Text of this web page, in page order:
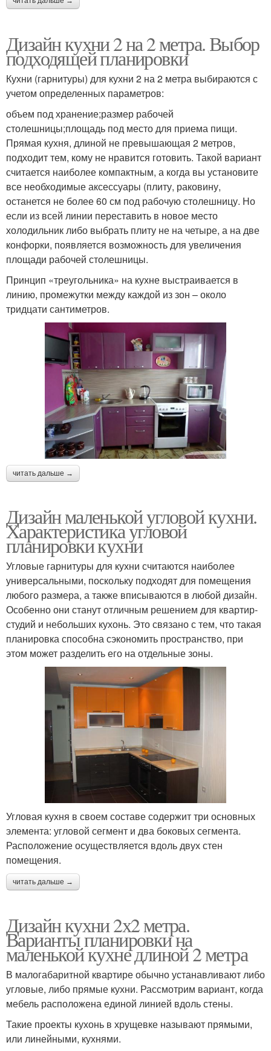
Дизайн кухни 2 на 2 метра. Выбор
подходящей планировки
Кухни (гарнитуры) для кухни 2 на 2 метра выбираются с
учетом определенных параметров:
объем под хранение;размер рабочей
столешницы;площадь под место для приема пищи.
Прямая кухня, длиной не превышающая 2 метров,
подходит тем, кому не нравится готовить. Такой вариант
считается наиболее компактным, а когда вы установите
все необходимые аксессуары (плиту, раковину,
останется не более 60 см под рабочую столешницу. Но
если из всей линии переставить в новое место
холодильник либо выбрать плиту не на четыре, а на две
конфорки, появляется возможность для увеличения
площади рабочей столешницы.
Принцип «треугольника» на кухне выстраивается в
линию, промежутки между каждой из зон – около
тридцати сантиметров.
читать дальше →
Дизайн маленькой угловой кухни.
Характеристика угловой
планировки кухни
Угловые гарнитуры для кухни считаются наиболее
универсальными, поскольку подходят для помещения
любого размера, а также вписываются в любой дизайн.
Особенно они станут отличным решением для квартир-
студий и небольших кухонь. Это связано с тем, что такая
планировка способна сэкономить пространство, при
этом может разделить его на отдельные зоны.
Угловая кухня в своем составе содержит три основных
элемента: угловой сегмент и два боковых сегмента.
Расположение осуществляется вдоль двух стен
помещения.
читать дальше →
Дизайн кухни 2х2 метра.
Варианты планировки на
маленькой кухне длиной 2 метра
В малогабаритной квартире обычно устанавливают либо
угловые, либо прямые кухни. Рассмотрим вариант, когда
мебель расположена единой линией вдоль стены.
Такие проекты кухонь в хрущевке называют прямыми,
или линейными, кухнями.